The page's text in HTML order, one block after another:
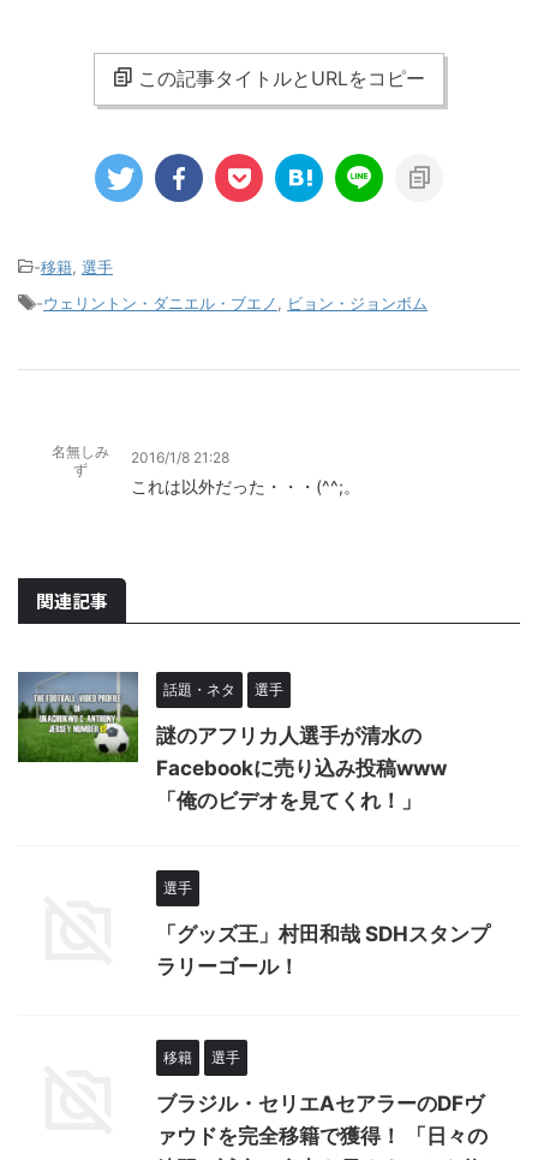
この記事タイトルとURLをコピー
-移籍 選手
-ウェリントン・ダニエル・ブエノ ビョン・ジョンボム
名無しみ
ず
2016/1/8 21:28
これは以外だった・・・(^^;。
関連記事
話題・ネタ 選手
謎のアフリカ人選手が清水の
Facebookに売り込み投稿www
「俺のビデオを見てくれ！」
選手
「グッズ王」村田和哉 SDHスタンプ
ラリーゴール！
移籍 選手
ブラジル・セリエAセアラーのDFヴ
ァウドを完全移籍で獲得！ 「日々の